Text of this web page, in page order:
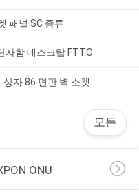
패널 SC 종류
자함 데스크탑 FTTO
자 86 면판 벽 소켓
모든
ONU